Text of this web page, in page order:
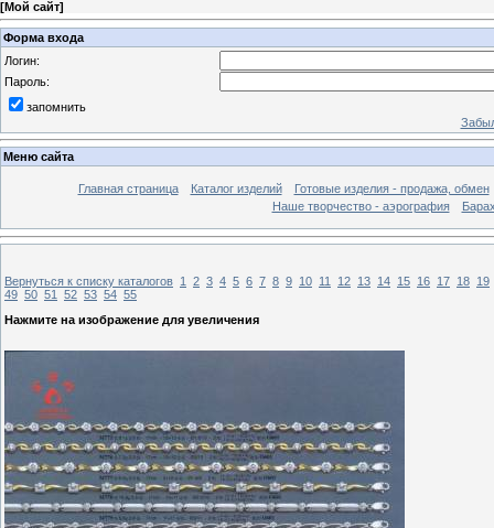
[Мой сайт]
Форма входа
Логин:
Пароль:
запомнить
Меню сайта
Главная страница Каталог изделий
Готовые изделия - продажа, обмен
Наше творчество - аэрография
Вернуться к списку каталогов 1 2 3 4 5 6 7 8 9 10 11 12 13 14 15 16 17 18 19
49 50 51 52 53 54 55
Нажмите на изображение для увеличения